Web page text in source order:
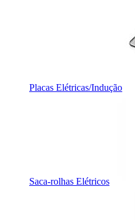
Placas Elétricas/Indução
Saca-rolhas Elétricos